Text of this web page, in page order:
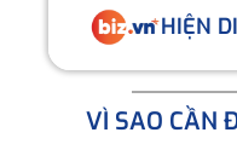
HIỆN
VÌ SAO CẦN